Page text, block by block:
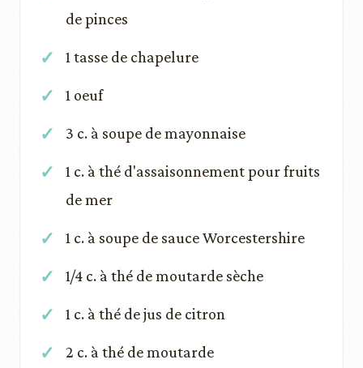
de pinces
1 tasse de chapelure
1 oeuf
3 c. à soupe de mayonnaise
1 c. à thé d'assaisonnement pour fruits
de mer
1 c. à soupe de sauce Worcestershire
1/4 c. à thé de moutarde sèche
1 c. à thé de jus de citron
2 c. à thé de moutarde